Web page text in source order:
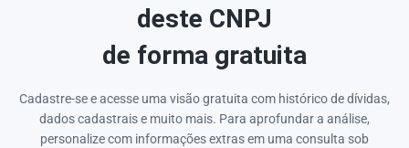
deste CNPJ
de forma gratuita
Cadastre-se e acesse uma visão gratuita com histórico de dívidas,
dados cadastrais e muito mais. Para aprofundar a análise,
personalize com informações extras em uma consulta sob